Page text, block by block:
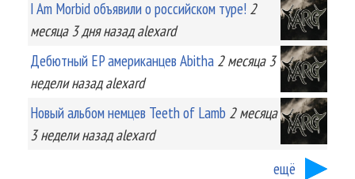
I Am Morbid объявили о российском туре! 2
месяца 3 дняназад alexard
Дебютный EP американцев Abitha 2 месяца 3
неделиназад alexard
Новый альбом немцев Teeth of Lamb 2 месяца
3 неделиназад alexard
ещё